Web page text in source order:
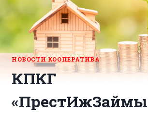
НОВОСТИ КООПЕРАТИВА
КПКГ